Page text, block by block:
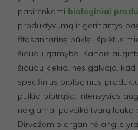
pasirenkami biologiniai
produktyvumą ir gerinantys
fitosanitarinę būklę. Išplėtus
šiaudų gamyba. Kartais
šiaudų kiekio, nes galvoja,
specifinius biologinius
puikia biotrąša. Intensyvios
neigiamai paveikė tvarų lauko
Dirvožemio organinė anglis